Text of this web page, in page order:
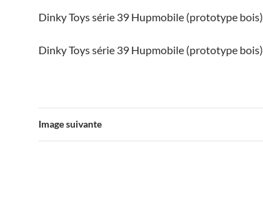
Dinky Toys série 39 Hupmobile (prototype bois)
Dinky Toys série 39 Hupmobile (prototype bois)
Image suivante